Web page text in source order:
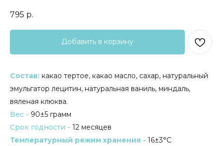
795 р.
Добавить в корзину
Состав: какао тертое, какао масло, сахар, натуральный
эмульгатор лецитин, натуральная ваниль, миндаль,
вяленая клюква.
Вес - 90±5 грамм
Срок годности - 12 месяцев
Температурный режим хранения - 16±3°C